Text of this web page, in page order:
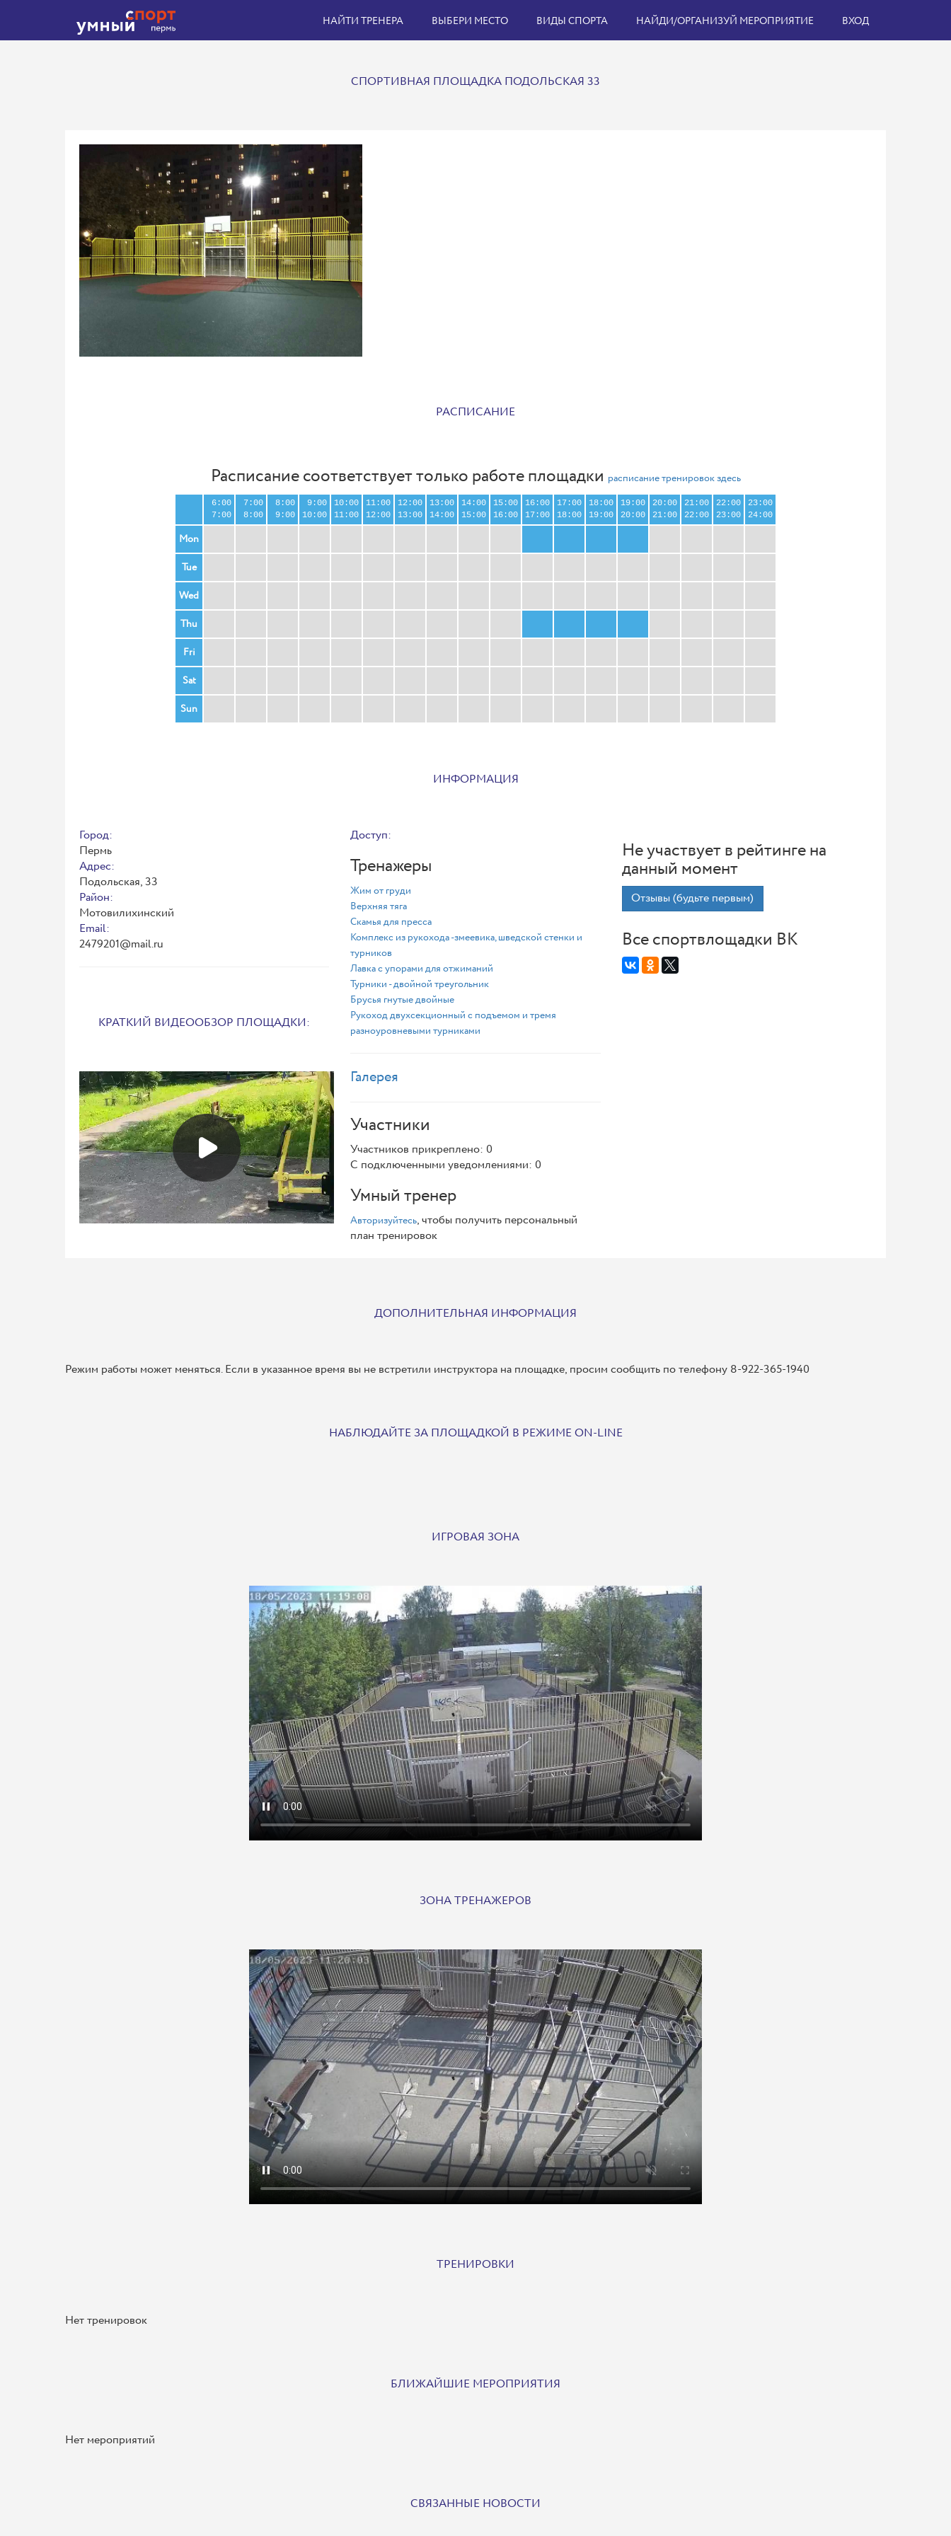
НАЙТИ ТРЕНЕРА ВЫБЕРИ МЕСТО ВИДЫ СПОРТА НАЙДИ/ОРГАНИЗУЙ МЕРОПРИЯТИЕ ВХОД
СПОРТИВНАЯ ПЛОЩАДКА ПОДОЛЬСКАЯ 33
РАСПИСАНИЕ
Расписание соответствует только работе площадки расписание тренировок здесь
6:00
7:00
7:00
8:00
8:00
9:00
9:00
10:00
10:00
11:00
11:00
12:00
12:00
13:00
13:00
14:00
14:00
15:00
15:00
16:00
16:00
17:00
17:00
18:00
18:00
19:00
19:00
20:00
20:00
21:00
21:00
22:00
22:00
23:00
23:00
24:00
Mon
Tue
Wed
Thu
Fri
Sat
Sun
ИНФОРМАЦИЯ
Город:
Пермь
Адрес:
Подольская, 33
Район:
Мотовилихинский
Email:
2479201@mail.ru
КРАТКИЙ ВИДЕООБЗОР ПЛОЩАДКИ:
Доступ:
Тренажеры
Жим от груди
Верхняя тяга
Скамья для пресса
Комплекс из рукохода -змеевика, шведской стенки и
турников
Лавка с упорами для отжиманий
Турники - двойной треугольник
Брусья гнутые двойные
Рукоход двухсекционный с подъемом и тремя
разноуровневыми турниками
Галерея
Участники
Участников прикреплено: 0
С подключенными уведомлениями: 0
Умный тренер
Авторизуйтесь, чтобы получить персональный
план тренировок
Не участвует в рейтинге на
данный момент
Отзывы (будьте первым)
Все спортвлощадки ВК
ДОПОЛНИТЕЛЬНАЯ ИНФОРМАЦИЯ
Режим работы может меняться. Если в указанное время вы не встретили инструктора на площадке, просим сообщить по телефону 8-922-365-1940
НАБЛЮДАЙТЕ ЗА ПЛОЩАДКОЙ В РЕЖИМЕ ON-LINE
ИГРОВАЯ ЗОНА
ЗОНА ТРЕНАЖЕРОВ
ТРЕНИРОВКИ
Нет тренировок
БЛИЖАЙШИЕ МЕРОПРИЯТИЯ
Нет мероприятий
СВЯЗАННЫЕ НОВОСТИ